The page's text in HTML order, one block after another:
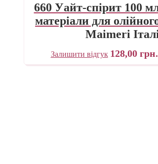
660 Уайт-спірит 100
матеріали для
Maimeri
Залишити відгук 128,00 грн.